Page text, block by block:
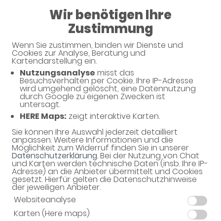
Wir benötigen Ihre
Zustimmung
Wenn Sie zustimmen, binden wir Dienste und
Cookies zur Analyse, Beratung und
Kartendarstellung ein.
Nutzungsanalyse misst das
Besuchsverhalten per Cookie. Ihre IP-Adresse
wird umgehend gelöscht, eine Datennutzung
durch Google zu eigenen Zwecken ist
untersagt.
HERE Maps: zeigt interaktive Karten.
Sie können Ihre Auswahl jederzeit detailliert
anpassen. Weitere Informationen und die
Möglichkeit zum Widerruf finden Sie in unserer
Datenschutzerklärung. Bei der Nutzung von Chat
und Karten werden technische Daten (insb. Ihre IP-
Adresse) an die Anbieter übermittelt und Cookies
gesetzt. Hierfür gelten die Datenschutzhinweise
der jeweiligen Anbieter.
Websiteanalyse
Karten (Here maps)
08:00 - 19:00
Aukamm-Apotheke
Unsere Serviceleistungen
Unsere Apotheke bietet eine Vielzahl von
Serviceleistungen rund um Ihre Gesundheit.
Beratung & Information